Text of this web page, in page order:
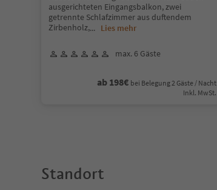
ausgerichteten Eingangsbalkon, zwei
getrennte Schlafzimmer aus duftendem
Zirbenholz,... Lies mehr
max. 6 Gäste
ab 198€ bei Belegung 2 Gäste / Nacht
Inkl. MwSt.
Standort